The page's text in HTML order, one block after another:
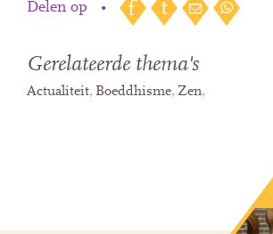
Delen op •
Gerelateerde thema's
Actualiteit Boeddhisme Zen